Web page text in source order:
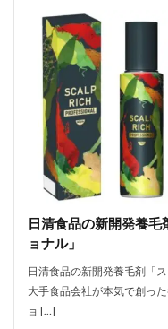
日清食品の新開発養
ョナル」
日清食品の新開発養毛剤「
大手食品会社が本気で創っ
ョ […]